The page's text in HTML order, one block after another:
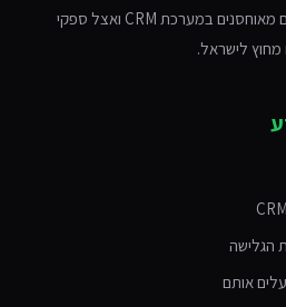
ופיקסלים (ראה סעיף 8). הנתונים מאוחסנים במערכת CRM ואצל ספקי
לישראל.
הגלישה
אותם